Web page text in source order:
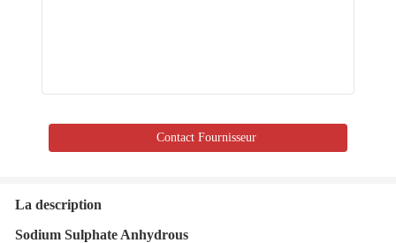
Contact Fournisseur
La description
Sodium Sulphate Anhydrous